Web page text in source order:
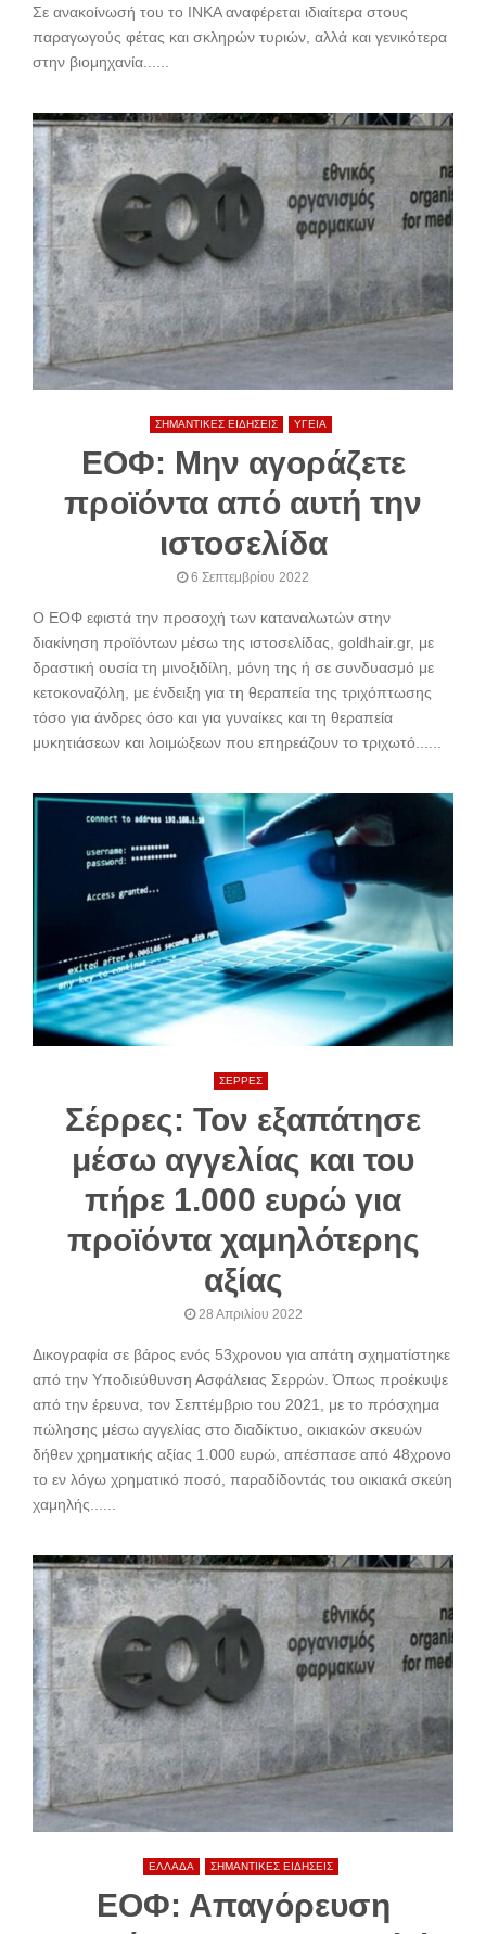
Σε ανακοίνωσή του το ΙΝΚΑ αναφέρεται ιδιαίτερα στους
παραγωγούς φέτας και σκληρών τυριών, αλλά και γενικότερα
στην βιομηχανία......
ΣΗΜΑΝΤΙΚΕΣ ΕΙΔΗΣΕΙΣ ΥΓΕΙΑ
ΕΟΦ: Μην αγοράζετε
προϊόντα από αυτή την
ιστοσελίδα
6 Σεπτεμβρίου 2022
Ο ΕΟΦ εφιστά την προσοχή των καταναλωτών στην
διακίνηση προϊόντων μέσω της ιστοσελίδας, goldhair.gr, με
δραστική ουσία τη μινοξιδίλη, μόνη της ή σε συνδυασμό με
κετοκοναζόλη, με ένδειξη για τη θεραπεία της τριχόπτωσης
τόσο για άνδρες όσο και για γυναίκες και τη θεραπεία
μυκητιάσεων και λοιμώξεων που επηρεάζουν το τριχωτό......
ΣΕΡΡΕΣ
Σέρρες: Τον εξαπάτησε
μέσω αγγελίας και του
πήρε 1.000 ευρώ για
προϊόντα χαμηλότερης
αξίας
28 Απριλίου 2022
Δικογραφία σε βάρος ενός 53χρονου για απάτη σχηματίστηκε
από την Υποδιεύθυνση Ασφάλειας Σερρών. Όπως προέκυψε
από την έρευνα, τον Σεπτέμβριο του 2021, με το πρόσχημα
πώλησης μέσω αγγελίας στο διαδίκτυο, οικιακών σκευών
δήθεν χρηματικής αξίας 1.000 ευρώ, απέσπασε από 48χρονο
το εν λόγω χρηματικό ποσό, παραδίδοντάς του οικιακά σκεύη
χαμηλής......
ΕΛΛΑΔΑ ΣΗΜΑΝΤΙΚΕΣ ΕΙΔΗΣΕΙΣ
ΕΟΦ: Απαγόρευση